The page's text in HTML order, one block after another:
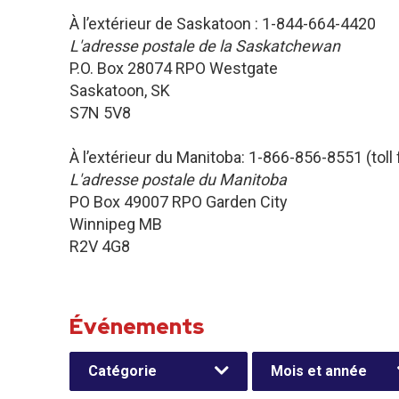
À l’extérieur de Saskatoon : 1-844-664-4420
L'adresse postale de la Saskatchewan
P.O. Box 28074 RPO Westgate
Saskatoon, SK
S7N 5V8
À l’extérieur du Manitoba: 1-866-856-8551 (toll
L'adresse postale du Manitoba
PO Box 49007 RPO Garden City
Winnipeg MB
R2V 4G8
Événements
Catégorie Mois et année